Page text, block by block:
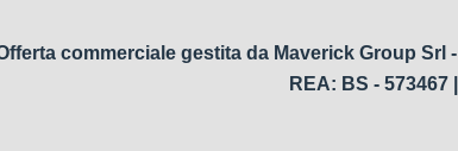
commerciale gestita da Maverick Group Srl
REA: BS - 573467